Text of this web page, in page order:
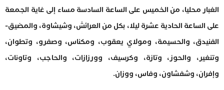
الغبار محليا، من الخميس على الساعة السادسة مساء إلى غاية الجمعة
على الساعة الحادية عشرة ليلا، بكل من العرائش، وشيشاوة، والمضيق-
الفنيدق، والحسيمة، ومولاي يعقوب، ومكناس، وصفرو، وتطوان،
وتنغير، والحوز، وتازة، وكرسيف، وورزازات، والحاجب، وتاونات،
وإفران، وشفشاون، وفاس، ووزان.